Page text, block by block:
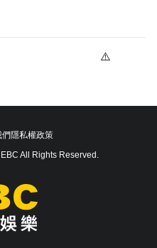
們隱私權政策
All Rights Reserved.